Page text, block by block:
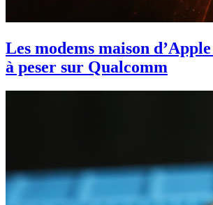
Les modems maison
à peser sur Qualcomm